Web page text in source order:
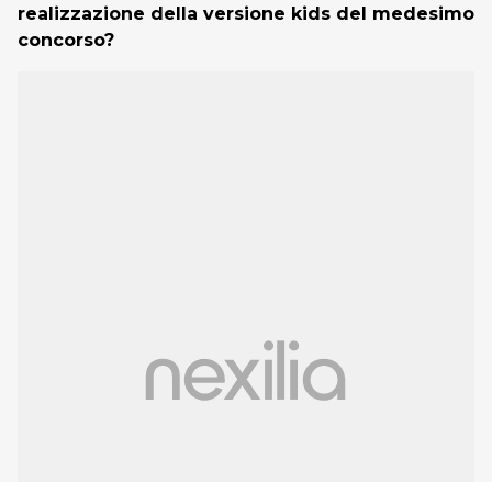
realizzazione della versione kids del medesimo
concorso?